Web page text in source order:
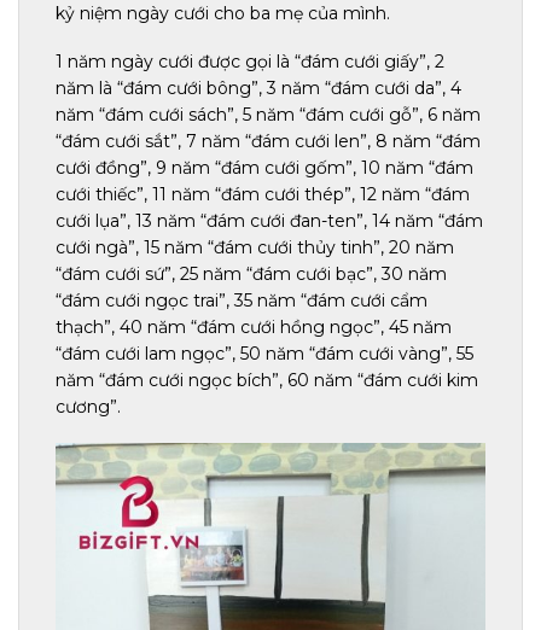
kỷ niệm ngày cưới cho ba mẹ của mình.
1 năm ngày cưới được gọi là “đám cưới giấy”, 2
năm là “đám cưới bông”, 3 năm “đám cưới da”, 4
năm “đám cưới sách”, 5 năm “đám cưới gỗ”, 6 năm
“đám cưới sắt”, 7 năm “đám cưới len”, 8 năm “đám
cưới đồng”, 9 năm “đám cưới gốm”, 10 năm “đám
cưới thiếc”, 11 năm “đám cưới thép”, 12 năm “đám
cưới lụa”, 13 năm “đám cưới đan-ten”, 14 năm “đám
cưới ngà”, 15 năm “đám cưới thủy tinh”, 20 năm
“đám cưới sứ”, 25 năm “đám cưới bạc”, 30 năm
“đám cưới ngọc trai”, 35 năm “đám cưới cẩm
thạch”, 40 năm “đám cưới hồng ngọc”, 45 năm
“đám cưới lam ngọc”, 50 năm “đám cưới vàng”, 55
năm “đám cưới ngọc bích”, 60 năm “đám cưới kim
cương”.